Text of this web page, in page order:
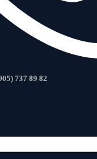
737 89 82